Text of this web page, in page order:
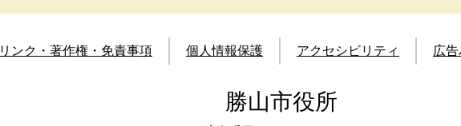
リンク・著作権・免責事項 個人情報保護 アクセシビリティ 広
勝山市役所